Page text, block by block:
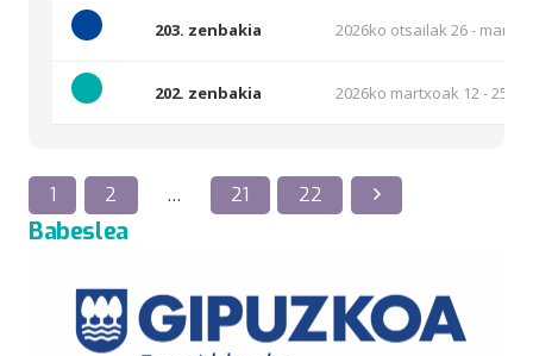
203. zenbakia 2026ko otsailak 26 -
202. zenbakia 2026ko martxoak 12 - 25
1 2 … 21 22
Babeslea